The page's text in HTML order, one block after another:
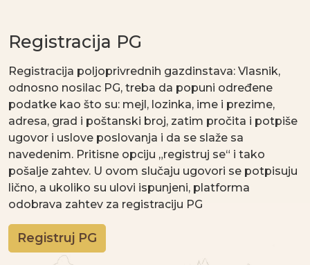
Registracija PG
Registracija poljoprivrednih gazdinstava: Vlasnik,
odnosno nosilac PG, treba da popuni određene
podatke kao što su: mejl, lozinka, ime i prezime,
adresa, grad i poštanski broj, zatim pročita i potpiše
ugovor i uslove poslovanja i da se slaže sa
navedenim. Pritisne opciju „registruj se“ i tako
pošalje zahtev. U ovom slučaju ugovori se potpisuju
lično, a ukoliko su ulovi ispunjeni, platforma
odobrava zahtev za registraciju PG
Registruj PG